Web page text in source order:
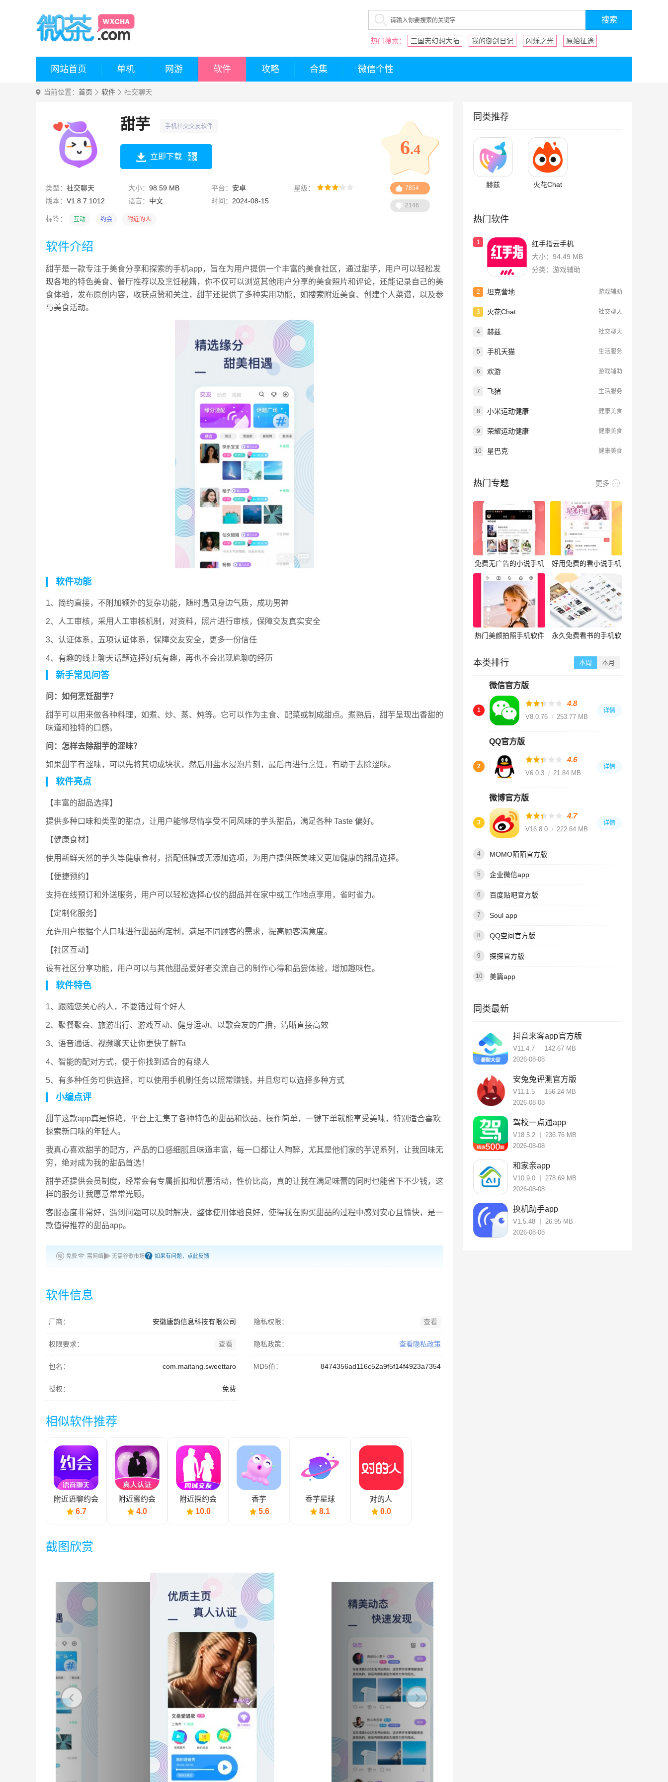
热门搜索： 三国志幻想大陆 我的御剑日记 闪烁之光 原始征途
网站首页 单机 网游 软件 攻略 合集 微信个性
当前位置： 首页 软件 社交聊天
甜芋 手机社交交友软件
立即下载
类型： 社交聊天 大小：98.59 MB 平台： 安卓
星级：
版本： V1.8.7.1012 语言： 中文 时间： 2024-08-15
标签： 互动 约会 附近的人
6.4
7854
2146
软件介绍
甜芋是一款专注于美食分享和探索的手机app，旨在为用户提供一个丰富的美食社区，通过甜芋，用户可以轻松发
现各地的特色美食、餐厅推荐以及烹饪秘籍，你不仅可以浏览其他用户分享的美食照片和评论，还能记录自己的美
食体验，发布原创内容，收获点赞和关注，甜芋还提供了多种实用功能，如搜索附近美食、创建个人菜谱，以及参
与美食活动。
软件功能
1、简约直接，不附加额外的复杂功能，随时遇见身边气质，成功男神
2、人工审核，采用人工审核机制，对资料，照片进行审核，保障交友真实安全
3、认证体系，五项认证体系，保障交友安全，更多一份信任
4、有趣的线上聊天话题选择好玩有趣，再也不会出现尴聊的经历
新手常见问答
问：如何烹饪甜芋？
甜芋可以用来做各种料理，如煮、炒、蒸、炖等。它可以作为主食、配菜或制成甜点。煮熟后，甜芋呈现出香甜的
味道和独特的口感。
问：怎样去除甜芋的涩味？
如果甜芋有涩味，可以先将其切成块状，然后用盐水浸泡片刻，最后再进行烹饪，有助于去除涩味。
软件亮点
【丰富的甜品选择】
提供多种口味和类型的甜点，让用户能够尽情享受不同风味的芋头甜品，满足各种 Taste 偏好。
【健康食材】
使用新鲜天然的芋头等健康食材，搭配低糖或无添加选项，为用户提供既美味又更加健康的甜品选择。
【便捷预约】
支持在线预订和外送服务，用户可以轻松选择心仪的甜品并在家中或工作地点享用，省时省力。
【定制化服务】
允许用户根据个人口味进行甜品的定制，满足不同顾客的需求，提高顾客满意度。
【社区互动】
设有社区分享功能，用户可以与其他甜品爱好者交流自己的制作心得和品尝体验，增加趣味性。
软件特色
1、跟随您关心的人，不要错过每个好人
2、聚餐聚会、旅游出行、游戏互动、健身运动、以歌会友的广播，清晰直接高效
3、语音通话、视频聊天让你更快了解Ta
4、智能的配对方式，便于你找到适合的有缘人
5、有多种任务可供选择，可以使用手机刷任务以照常赚钱，并且您可以选择多种方式
小编点评
甜芋这款app真是惊艳，平台上汇集了各种特色的甜品和饮品，操作简单，一键下单就能享受美味，特别适合喜欢
探索新口味的年轻人。
我真心喜欢甜芋的配方，产品的口感细腻且味道丰富，每一口都让人陶醉，尤其是他们家的芋泥系列，让我回味无
穷，绝对成为我的甜品首选！
甜芋还提供会员制度，经常会有专属折扣和优惠活动，性价比高，真的让我在满足味蕾的同时也能省下不少钱，这
样的服务让我愿意常常光顾。
客服态度非常好，遇到问题可以及时解决，整体使用体验良好，使得我在购买甜品的过程中感到安心且愉快，是一
款值得推荐的甜品app。
免费 需网络 无需谷歌市场 如果有问题，点此反馈!
软件信息
厂商： 安徽唐韵信息科技有限公司 隐私权限： 查看
权限要求： 查看 隐私政策： 查看隐私政策
包名： com.maitang.sweettaro MD5值： 8474356ad116c52a9f5f14f4923a7354
授权： 免费
相似软件推荐
附近语聊约会
6.7
附近蜜约会
4.0
附近探约会
10.0
香芋
5.6
香芋星球
8.1
对的人
0.0
截图欣赏
同类推荐
赫兹 火花Chat
热门软件
1
红手指云手机
大小：94.49 MB
分类：游戏辅助
2 坦克营地 游戏辅助
3 火花Chat 社交聊天
4 赫兹 社交聊天
5 手机天猫 生活服务
6 欢游 游戏辅助
7 飞猪 生活服务
8 小米运动健康 健康美食
9 荣耀运动健康 健康美食
10 星巴克 健康美食
热门专题 更多
免费无广告的小说手机
好用免费的看小说手机
软件合集
热门美颜拍照手机软件
永久免费看书的手机软
本类排行 本周 本月
微信官方版
1
4.8
V8.0.76 253.77 MB
详情
QQ官方版
2
4.6
V6.0.3 21.84 MB
详情
微博官方版
3
4.7
V16.8.0 222.64 MB
详情
4 MOMO陌陌官方版
5 企业微信app
6 百度贴吧官方版
7 Soul app
8 QQ空间官方版
9 探探官方版
10 美篇app
同类最新
抖音来客app官方版
V11.4.7
142.67 MB
2026-08-08
安兔兔评测官方版
V11.1.5
156.24 MB
2026-08-08
驾校一点通app
V18.5.2
236.76 MB
2026-08-08
和家亲app
V10.9.0
278.69 MB
2026-08-08
换机助手app
V1.5.48
26.95 MB
2026-08-08